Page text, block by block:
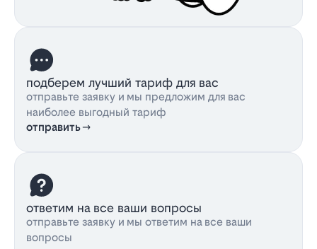
подберем лучший тариф для вас
отправьте заявку и мы предложим для вас
наиболее выгодный тариф
отправить
ответим на все ваши вопросы
отправьте заявку и мы ответим на все ваши
вопросы